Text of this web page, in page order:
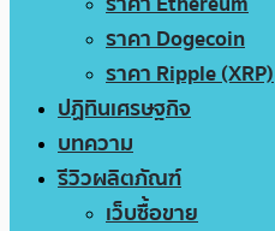
ราคา Dogecoin
ราคา Ripple (XRP)
ปฏิทินเศรษฐกิจ
บทความ
รีวิวผลิตภัณฑ์
เว็บซื้อขาย